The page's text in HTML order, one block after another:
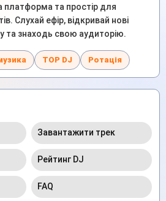
платформа та простір для
Слухай ефір, відкривай нові
та знаходь свою аудиторію.
TOP DJ Ротація
Завантажити трек
Рейтинг DJ
FAQ